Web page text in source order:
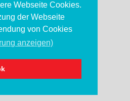
Webseite Cookies.
der Webseite
von Cookies
anzeigen)